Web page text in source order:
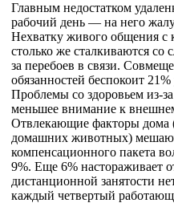
Главным недостатком
рабочий день — на него
Нехватку живого общения с
столько же сталкиваются
за перебоев в связи.
обязанностей беспокоит
Проблемы со здоровьем из-
меньшее внимание к
Отвлекающие факторы дома
домашних животных)
компенсационного пакета
9%. Еще 6% настораживает
дистанционной занятости
каждый четвертый